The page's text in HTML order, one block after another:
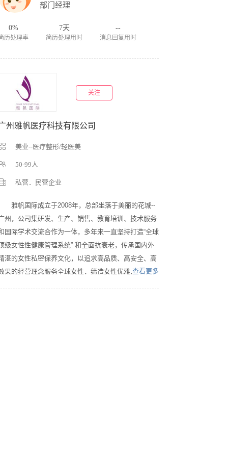
部门经理
0%
历处理率
7天
简历处理用时
--
消息回复用时
关注
州雅帆医疗科技有限公司
美业--医疗整形/轻医美
50-99人
私营．民营企业
雅帆国际成立于2008年，总部坐落于美丽的花城--
州，公司集研发、生产、销售、教育培训、技术服务
国际学术交流合作为一体，多年来一直坚持打造“全球
级女性性健康管理系统” 和全面抗衰老，传承国内外
湛的女性私密保养文化，以追求高品质、高安全、高
果的经营理念服务全球女性，缔造女性优雅、魅力、
查看更多